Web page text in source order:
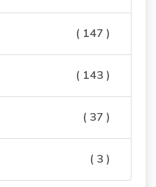
( 147 )
( 143 )
( 37 )
( 3 )